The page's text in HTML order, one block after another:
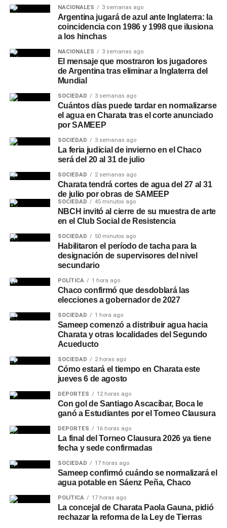
NACIONALES 3 semanas ago
Argentina jugará de azul ante Inglaterra: la
coincidencia con 1986 y 1998 que ilusiona
a los hinchas
NACIONALES 3 semanas ago
El mensaje que mostraron los jugadores
de Argentina tras eliminar a Inglaterra del
Mundial
SOCIEDAD 3 semanas ago
Cuántos días puede tardar en normalizarse
el agua en Charata tras el corte anunciado
por SAMEEP
SOCIEDAD 3 semanas ago
La feria judicial de invierno en el Chaco
será del 20 al 31 de julio
SOCIEDAD 2 semanas ago
Charata tendrá cortes de agua del 27 al 31
de julio por obras de SAMEEP
SOCIEDAD 45 minutos ago
NBCH invitó al cierre de su muestra de arte
en el Club Social de Resistencia
SOCIEDAD 50 minutos ago
Habilitaron el período de tacha para la
designación de supervisores del nivel
secundario
POLÍTICA 1 hora ago
Chaco confirmó que desdoblará las
elecciones a gobernador de 2027
SOCIEDAD 1 hora ago
Sameep comenzó a distribuir agua hacia
Charata y otras localidades del Segundo
Acueducto
SOCIEDAD 2 horas ago
Cómo estará el tiempo en Charata este
jueves 6 de agosto
DEPORTES 12 horas ago
Con gol de Santiago Ascacíbar, Boca le
ganó a Estudiantes por el Torneo Clausura
DEPORTES 16 horas ago
La final del Torneo Clausura 2026 ya tiene
fecha y sede confirmadas
SOCIEDAD 17 horas ago
Sameep confirmó cuándo se normalizará el
agua potable en Sáenz Peña, Chaco
POLÍTICA 17 horas ago
La concejal de Charata Paola Gauna, pidió
rechazar la reforma de la Ley de Tierras